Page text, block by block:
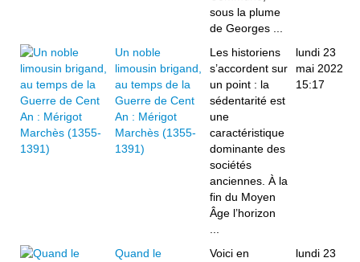
sous la plume
de Georges ...
Un noble
limousin brigand,
au temps de la
Guerre de Cent
An : Mérigot
Marchès (1355-
1391)
Les historiens
s’accordent sur
un point : la
sédentarité est
une
caractéristique
dominante des
sociétés
anciennes. À la
fin du Moyen
Âge l’horizon
lundi 23
mai 2022
15:17
Quand le
Voici en
lundi 23